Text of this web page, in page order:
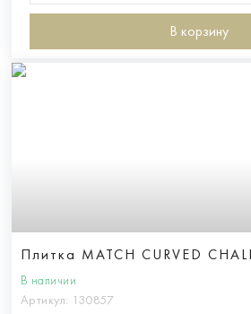
В корзину
Плитка MATCH CURVED
В наличии
Артикул: 130857